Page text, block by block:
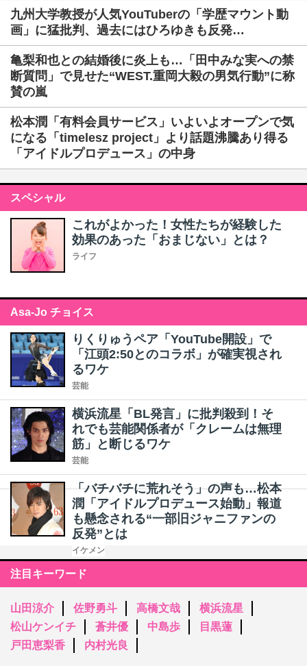
九州大学教授が人気YouTuberの「学歴マウント動
画」に猛批判、過去にはひろゆきも反発…
亀梨和也との結婚後に炎上も…「田中みな実への禁
断質問」で見せた“WEST.重岡大毅の男気行動”に称
賛の嵐
松本潤「有料会員サービス」いよいよオープンで気
になる「timelesz project」より話題沸騰あり得る
「アイドルプロデュース」の中身
スペシャル
これがよかった！女性たちが経験した
効果のあった「おまじない」とは？
ライフ
Asa-Jo チョイス
りくりゅうペア「YouTube開設」で
「江頭2:50とのコラボ」が確実視され
るワケ
芸能
横浜流星「BL発言」に批判殺到！そ
れでも芸能関係者が「クレームは無理
筋」と断じるワケ
芸能
「バチバチに荒れそう」の声も…松本
潤「アイドルプロデュース始動」報道
も懸念される“一部旧ジャニファンの
反発”とは
イケメン
注目キーワード
山田涼介 佐野勇斗 高橋文哉
横浜流星
松山ケンイチ
蒼井優 中島歩
目黒蓮
戸田恵梨香
内村光良